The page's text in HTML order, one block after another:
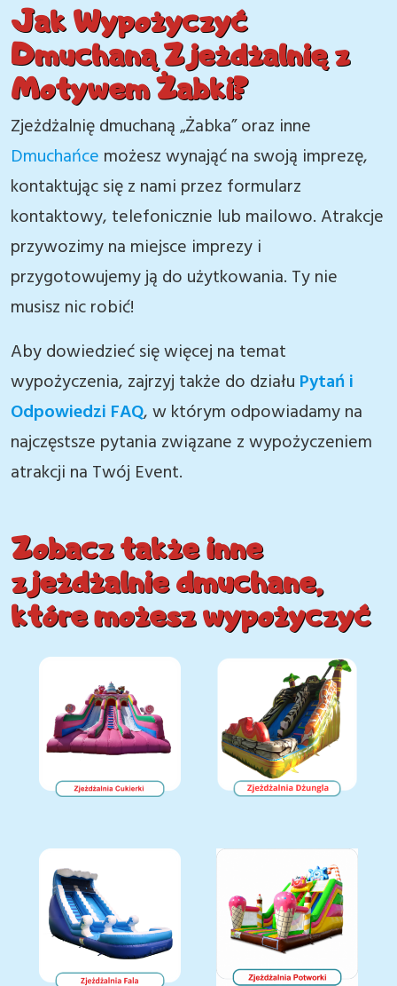
Jak Wypożyczyć
Dmuchaną Zjeżdżalnię z
Motywem Żabki?
Zjeżdżalnię dmuchaną „Żabka” oraz inne
Dmuchańce możesz wynająć na swoją imprezę,
kontaktując się z nami przez formularz
kontaktowy, telefonicznie lub mailowo. Atrakcje
przywozimy na miejsce imprezy i
przygotowujemy ją do użytkowania. Ty nie
musisz nic robić!
Aby dowiedzieć się więcej na temat
wypożyczenia, zajrzyj także do działu Pytań i
Odpowiedzi FAQ, w którym odpowiadamy na
najczęstsze pytania związane z wypożyczeniem
atrakcji na Twój Event.
Zobacz także inne
zjeżdżalnie dmuchane,
które możesz wypożyczyć